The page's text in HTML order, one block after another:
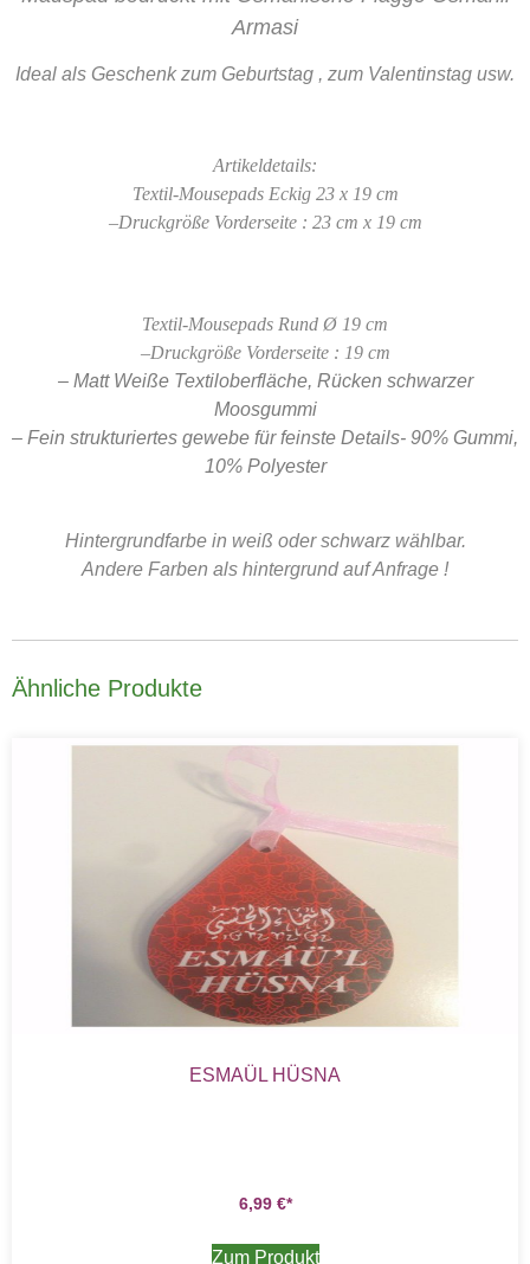
Armasi
Ideal als Geschenk zum Geburtstag , zum Valentinstag usw.
Artikeldetails:
Textil-Mousepads Eckig 23 x 19 cm
–Druckgröße Vorderseite : 23 cm x 19 cm
Textil-Mousepads Rund Ø 19 cm
–Druckgröße Vorderseite : 19 cm
– Matt Weiße Textiloberfläche, Rücken schwarzer
Moosgummi
– Fein strukturiertes gewebe für feinste Details- 90% Gummi,
10% Polyester
Hintergrundfarbe in weiß oder schwarz wählbar.
Andere Farben als hintergrund auf Anfrage !
Ähnliche Produkte
ESMAÜL HÜSNA
6,99 €
Zum Produkt